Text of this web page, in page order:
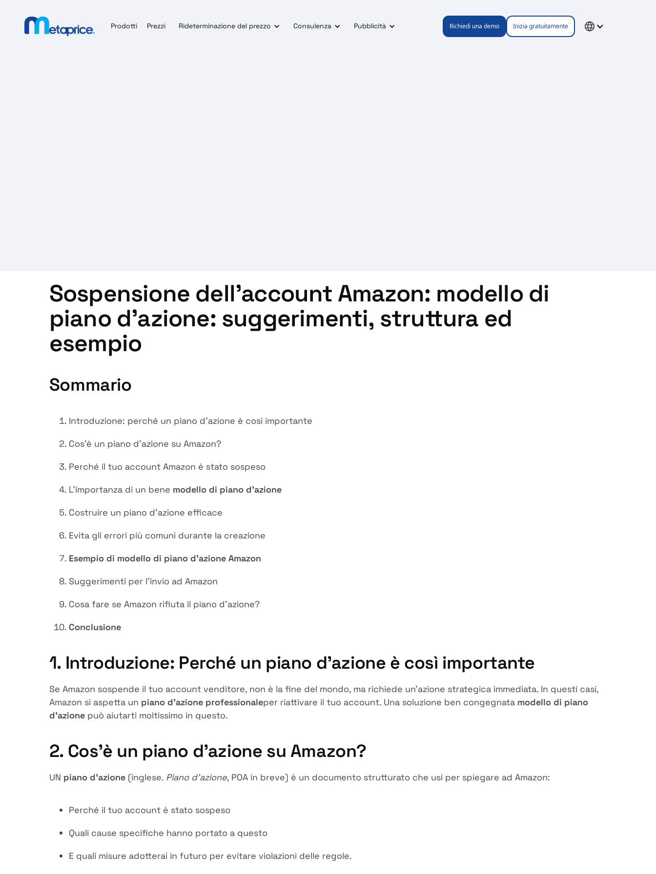
Prodotti Prezzi Rideterminazione del prezzo Consulenza Pubblicità Richiedi una demo Inizia gratuitamente
Sospensione dell'account Amazon: modello di
piano d'azione: suggerimenti, struttura ed
esempio
Sommario
Introduzione: perché un piano d'azione è così importante
Cos'è un piano d'azione su Amazon?
Perché il tuo account Amazon è stato sospeso
L'importanza di un bene modello di piano d'azione
Costruire un piano d'azione efficace
Evita gli errori più comuni durante la creazione
Esempio di modello di piano d'azione Amazon
Suggerimenti per l'invio ad Amazon
Cosa fare se Amazon rifiuta il piano d'azione?
Conclusione
1. Introduzione: Perché un piano d'azione è così importante
Se Amazon sospende il tuo account venditore, non è la fine del mondo, ma richiede un'azione strategica immediata. In questi casi,
Amazon si aspetta un piano d'azione professionaleper riattivare il tuo account. Una soluzione ben congegnata modello di piano
d'azionepuò aiutarti moltissimo in questo.
2. Cos'è un piano d'azione su Amazon?
UN piano d'azione(inglese. Piano d'azione, POA in breve) è un documento strutturato che usi per spiegare ad Amazon:
Perché il tuo account è stato sospeso
Quali cause specifiche hanno portato a questo
E quali misure adotterai in futuro per evitare violazioni delle regole.